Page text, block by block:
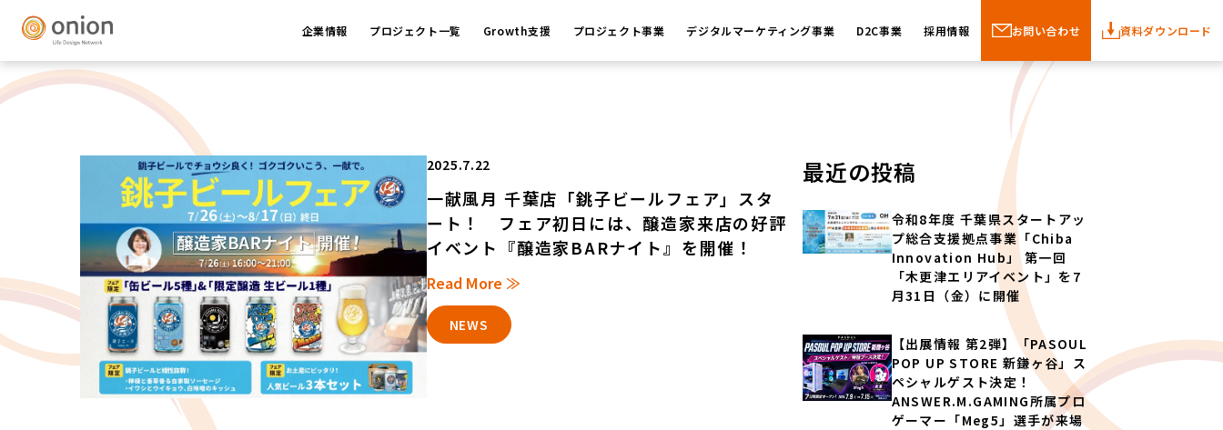
企業情報 プロジェクト一覧 Growth支援 プロジェクト事業 デジタルマーケティング事業 D2C事業 採用情報 お問い合わせ 資料ダウンロード
2025.7.22
一献風月 千葉店「銚子ビールフェア」スタ
ート！ フェア初日には、醸造家来店の好評
イベント『醸造家BARナイト』を開催！
Read More ≫
NEWS
最近の投稿
令和8年度 千葉県スタートアッ
プ総合支援拠点事業「Chiba
Innovation Hub」 第一回
「木更津エリアイベント」を7
月31日（金）に開催
【出展情報 第2弾】「PASOUL
POP UP STORE 新鎌ヶ谷」ス
ペシャルゲスト決定！
ANSWER.M.GAMING所属プロ
ゲーマー「Meg5」選手が来場